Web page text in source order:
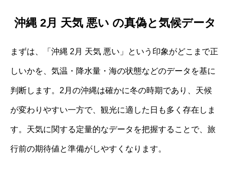
沖縄 2月 天気 悪い の真偽と気候データ
まずは、「沖縄 2月 天気 悪い」という印象がどこまで正
しいかを、気温・降水量・海の状態などのデータを基に
判断します。2月の沖縄は確かに冬の時期であり、天候
が変わりやすい一方で、観光に適した日も多く存在しま
す。天気に関する定量的なデータを把握することで、旅
行前の期待値と準備がしやすくなります。